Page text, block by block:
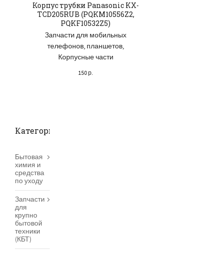
Корпус трубки Panasonic KX-
TCD205RUB (PQKM10556Z2,
PQKF10532Z5)
Запчасти для мобильных
телефонов, планшетов,
Корпусные части
150р.
Категории товаров
Бытовая
химия и
средства
по уходу
Запчасти
для
крупно
бытовой
техники
(КБТ)